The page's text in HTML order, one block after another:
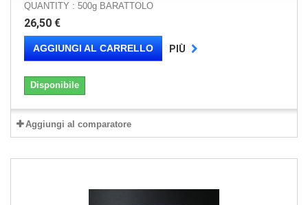
QUANTITY : 500g BARATTOLO
26,50 €
AGGIUNGI AL CARRELLO PIÙ
Disponibile
Aggiungi al comparatore